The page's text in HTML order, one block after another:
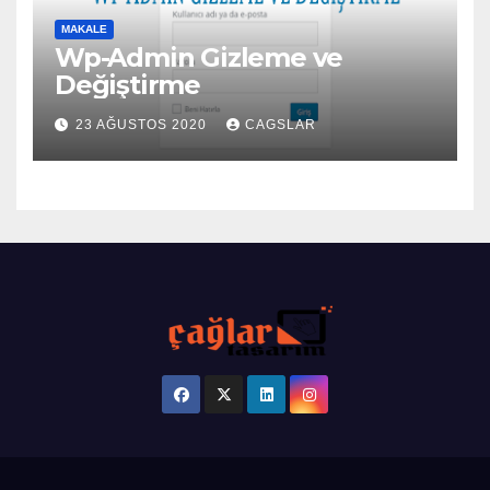
MAKALE
Wp-Admin Gizleme ve
Değiştirme
23 AĞUSTOS 2020 CAGSLAR